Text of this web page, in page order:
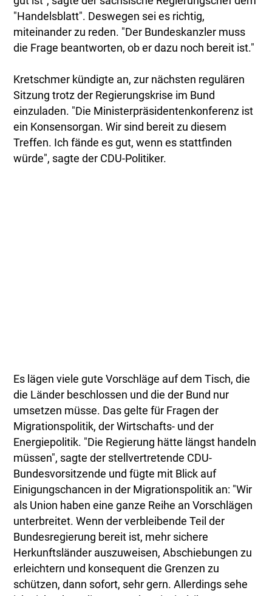
"Handelsblatt". Deswegen sei es richtig,
miteinander zu reden. "Der Bundeskanzler muss
die Frage beantworten, ob er dazu noch bereit ist."
Kretschmer kündigte an, zur nächsten regulären
Sitzung trotz der Regierungskrise im Bund
einzuladen. "Die Ministerpräsidentenkonferenz ist
ein Konsensorgan. Wir sind bereit zu diesem
Treffen. Ich fände es gut, wenn es stattfinden
würde", sagte der CDU-Politiker.
Es lägen viele gute Vorschläge auf dem Tisch, die
die Länder beschlossen und die der Bund nur
umsetzen müsse. Das gelte für Fragen der
Migrationspolitik, der Wirtschafts- und der
Energiepolitik. "Die Regierung hätte längst handeln
müssen", sagte der stellvertretende CDU-
Bundesvorsitzende und fügte mit Blick auf
Einigungschancen in der Migrationspolitik an: "Wir
als Union haben eine ganze Reihe an Vorschlägen
unterbreitet. Wenn der verbleibende Teil der
Bundesregierung bereit ist, mehr sichere
Herkunftsländer auszuweisen, Abschiebungen zu
erleichtern und konsequent die Grenzen zu
schützen, dann sofort, sehr gern. Allerdings sehe